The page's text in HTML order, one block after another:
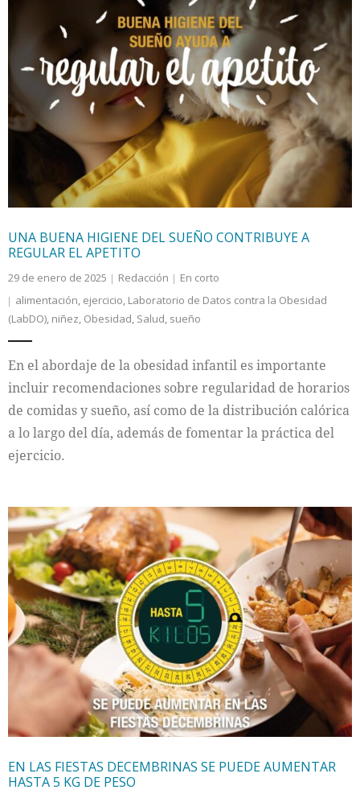
UNA BUENA HIGIENE DEL SUEÑO CONTRIBUYE A
REGULAR EL APETITO
29 de enero de 2025 Redacción
En corto
alimentación, ejercicio, Laboratorio de Datos contra la Obesidad
(LabDO), niñez, Obesidad, Salud, sueño
En el abordaje de la obesidad infantil es importante
incluir recomendaciones sobre regularidad de horarios
de comidas y sueño, así como de la distribución calórica
a lo largo del día, además de fomentar la práctica del
ejercicio.
EN LAS FIESTAS DECEMBRINAS SE PUEDE AUMENTAR
HASTA 5 KG DE PESO